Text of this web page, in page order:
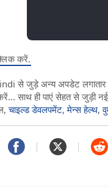
करें.
से जुड़े अन्य अपडेट लगातार
साथ ही पाएं सेहत से जुड़ी
चाइल्ड डेवलपमेंट,मेन्स हेल्थ,